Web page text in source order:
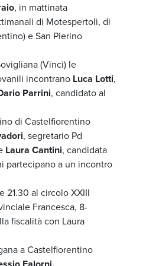
, in mattinata
di Motespertoli, di
e San Pierino
(Vinci) le
incontrano Luca Lotti,
Parrini, candidato al
di Castelfiorentino
, segretario Pd
Laura Cantini, candidata
partecipano a un incontro
21.30 al circolo XXIII
Francesca, 8-
fiscalità con Laura
a Castelfiorentino